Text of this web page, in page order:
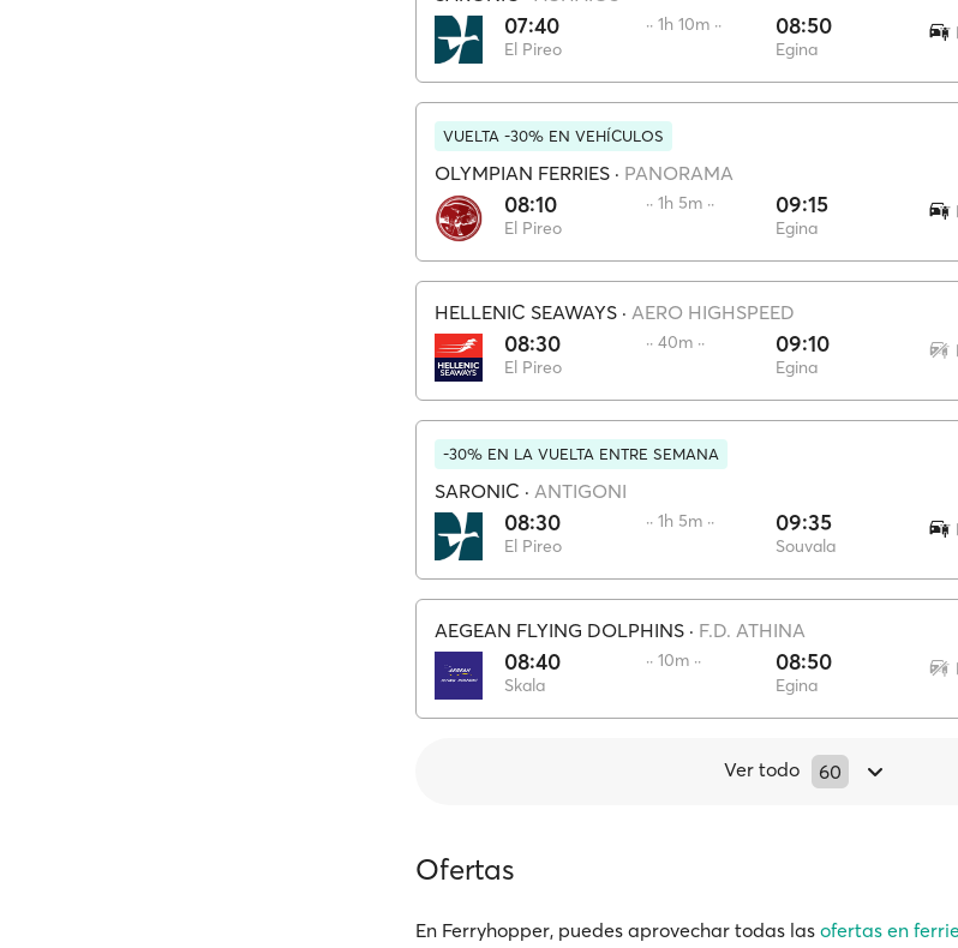
07:40
El Pireo
·· 1h 10m ·· 08:50
Egina
VUELTA -30% EN VEHÍCULOS
OLYMPIAN FERRIES · PANORAMA
08:10
El Pireo
·· 1h 5m ·· 09:15
Egina
HELLENIC SEAWAYS · AERO HIGHSPEED
08:30
El Pireo
·· 40m ·· 09:10
Egina
-30% EN LA VUELTA ENTRE SEMANA
SARONIC · ANTIGONI
08:30
El Pireo
·· 1h 5m ·· 09:35
Souvala
AEGEAN FLYING DOLPHINS · F.D. ATHINA
08:40
Skala
·· 10m ·· 08:50
Egina
Ver todo 60
Ofertas
En Ferryhopper, puedes aprovechar todas las ofertas en